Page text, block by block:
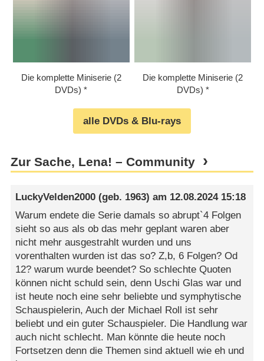
Die komplette Miniserie (2
DVDs)
Die komplette Miniserie (2
DVDs)
alle DVDs & Blu-rays
Zur Sache, Lena! – Community
LuckyVelden2000 (geb. 1963) am 12.08.2024 15:18
Warum endete die Serie damals so abrupt`4 Folgen
sieht so aus als ob das mehr geplant waren aber
nicht mehr ausgestrahlt wurden und uns
vorenthalten wurden ist das so? Z,b, 6 Folgen? Od
12? warum wurde beendet? So schlechte Quoten
können nicht schuld sein, denn Uschi Glas war und
ist heute noch eine sehr beliebte und symphytische
Schauspielerin, Auch der Michael Roll ist sehr
beliebt und ein guter Schauspieler. Die Handlung war
auch nicht schlecht. Man könnte die heute noch
Fortsetzen denn die Themen sind aktuell wie eh und